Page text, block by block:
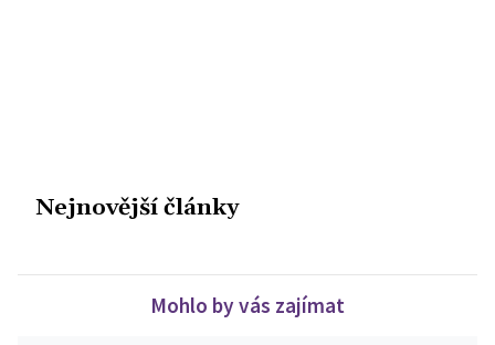
Nejnovější články
Mohlo by vás zajímat